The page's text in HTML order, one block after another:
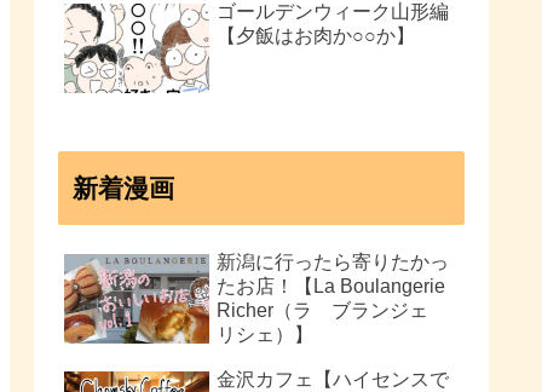
ゴールデンウィーク山形編
【夕飯はお肉か○○か】
新着漫画
新潟に行ったら寄りたかっ
たお店！【La Boulangerie
Richer（ラ ブランジェ
リシェ）】
金沢カフェ【ハイセンスで